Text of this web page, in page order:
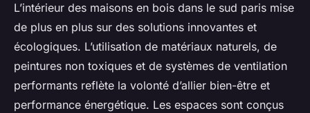
L’intérieur des maisons en bois dans le sud paris mise
de plus en plus sur des solutions innovantes et
écologiques. L’utilisation de matériaux naturels, de
peintures non toxiques et de systèmes de ventilation
performants reflète la volonté d’allier bien-être et
performance énergétique. Les espaces sont conçus